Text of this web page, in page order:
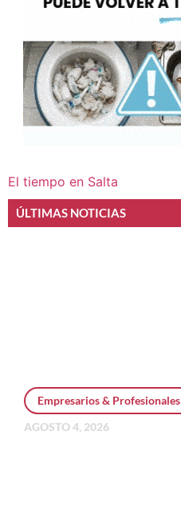
El tiempo en Salta
ÚLTIMAS NOTICIAS
Empresarios & Profesionales
AGOSTO 4, 2026